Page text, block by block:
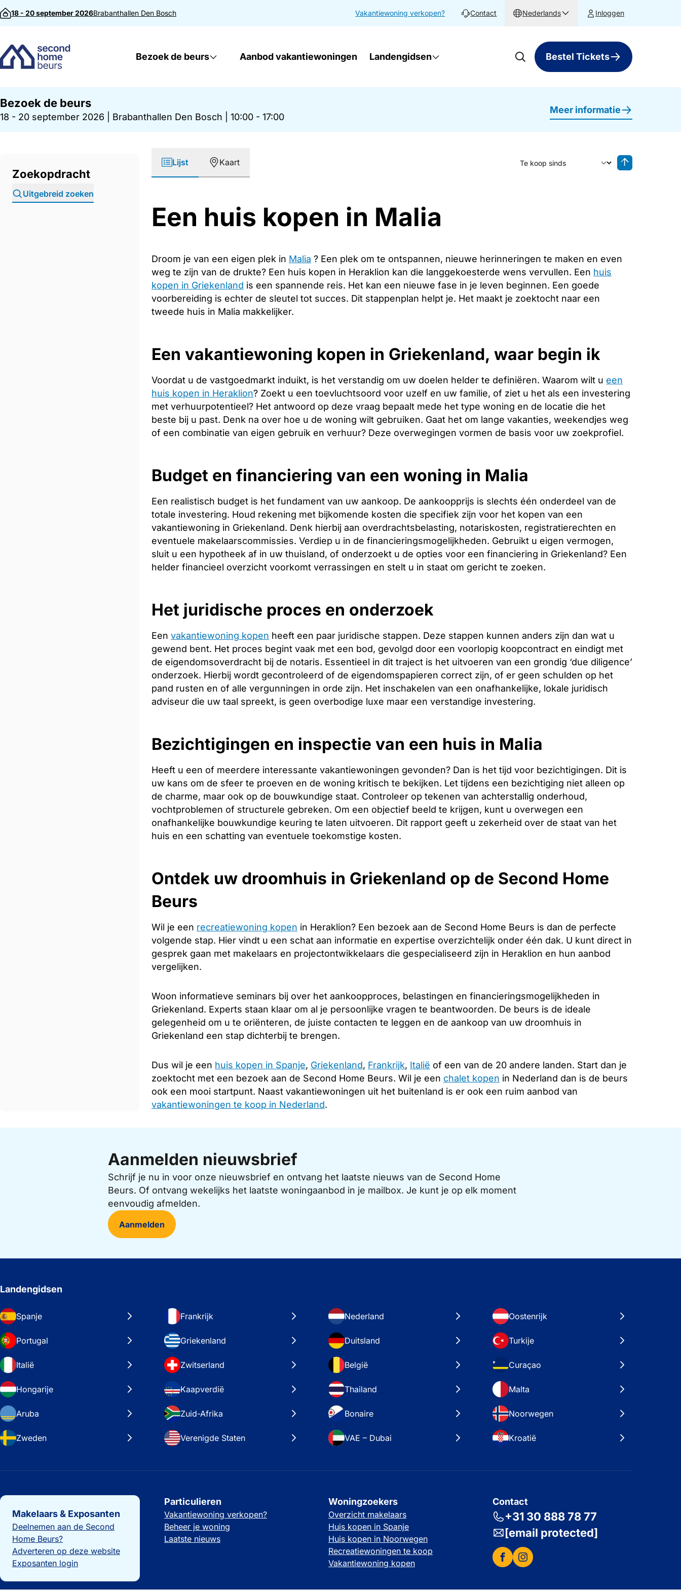
Direct naar inhoud
18 - 20 september 2026Brabanthallen Den Bosch Vakantiewoning verkopen? Contact Nederlands Inloggen
Bezoek de beurs Aanbod vakantiewoningen Landengidsen Bestel Tickets
Bezoek de beurs
18 - 20 september 2026 Brabanthallen Den Bosch 10:00 - 17:00
Meer informatie
Zoekopdracht
Uitgebreid zoeken
Lijst Kaart
Sorteer op
Een huis kopen in Malia
Droom je van een eigen plek in Malia ? Een plek om te ontspannen, nieuwe herinneringen te maken en even
weg te zijn van de drukte? Een huis kopen in Heraklion kan die langgekoesterde wens vervullen. Een huis
kopen in Griekenland is een spannende reis. Het kan een nieuwe fase in je leven beginnen. Een goede
voorbereiding is echter de sleutel tot succes. Dit stappenplan helpt je. Het maakt je zoektocht naar een
tweede huis in Malia makkelijker.
Een vakantiewoning kopen in Griekenland, waar begin ik
Voordat u de vastgoedmarkt induikt, is het verstandig om uw doelen helder te definiëren. Waarom wilt u een
huis kopen in Heraklion? Zoekt u een toevluchtsoord voor uzelf en uw familie, of ziet u het als een investering
met verhuurpotentieel? Het antwoord op deze vraag bepaalt mede het type woning en de locatie die het
beste bij u past. Denk na over hoe u de woning wilt gebruiken. Gaat het om lange vakanties, weekendjes weg
of een combinatie van eigen gebruik en verhuur? Deze overwegingen vormen de basis voor uw zoekprofiel.
Budget en financiering van een woning in Malia
Een realistisch budget is het fundament van uw aankoop. De aankoopprijs is slechts één onderdeel van de
totale investering. Houd rekening met bijkomende kosten die specifiek zijn voor het kopen van een
vakantiewoning in Griekenland. Denk hierbij aan overdrachtsbelasting, notariskosten, registratierechten en
eventuele makelaarscommissies. Verdiep u in de financieringsmogelijkheden. Gebruikt u eigen vermogen,
sluit u een hypotheek af in uw thuisland, of onderzoekt u de opties voor een financiering in Griekenland? Een
helder financieel overzicht voorkomt verrassingen en stelt u in staat om gericht te zoeken.
Het juridische proces en onderzoek
Een vakantiewoning kopen heeft een paar juridische stappen. Deze stappen kunnen anders zijn dan wat u
gewend bent. Het proces begint vaak met een bod, gevolgd door een voorlopig koopcontract en eindigt met
de eigendomsoverdracht bij de notaris. Essentieel in dit traject is het uitvoeren van een grondig ‘due diligence’
onderzoek. Hierbij wordt gecontroleerd of de eigendomspapieren correct zijn, of er geen schulden op het
pand rusten en of alle vergunningen in orde zijn. Het inschakelen van een onafhankelijke, lokale juridisch
adviseur die uw taal spreekt, is geen overbodige luxe maar een verstandige investering.
Bezichtigingen en inspectie van een huis in Malia
Heeft u een of meerdere interessante vakantiewoningen gevonden? Dan is het tijd voor bezichtigingen. Dit is
uw kans om de sfeer te proeven en de woning kritisch te bekijken. Let tijdens een bezichtiging niet alleen op
de charme, maar ook op de bouwkundige staat. Controleer op tekenen van achterstallig onderhoud,
vochtproblemen of structurele gebreken. Om een objectief beeld te krijgen, kunt u overwegen een
onafhankelijke bouwkundige keuring te laten uitvoeren. Dit rapport geeft u zekerheid over de staat van het
huis en een schatting van eventuele toekomstige kosten.
Ontdek uw droomhuis in Griekenland op de Second Home
Beurs
Wil je een recreatiewoning kopen in Heraklion? Een bezoek aan de Second Home Beurs is dan de perfecte
volgende stap. Hier vindt u een schat aan informatie en expertise overzichtelijk onder één dak. U kunt direct in
gesprek gaan met makelaars en projectontwikkelaars die gespecialiseerd zijn in Heraklion en hun aanbod
vergelijken.
Woon informatieve seminars bij over het aankoopproces, belastingen en financieringsmogelijkheden in
Griekenland. Experts staan klaar om al je persoonlijke vragen te beantwoorden. De beurs is de ideale
gelegenheid om u te oriënteren, de juiste contacten te leggen en de aankoop van uw droomhuis in
Griekenland een stap dichterbij te brengen.
Dus wil je een huis kopen in Spanje, Griekenland, Frankrijk, Italië of een van de 20 andere landen. Start dan je
zoektocht met een bezoek aan de Second Home Beurs. Wil je een chalet kopen in Nederland dan is de beurs
ook een mooi startpunt. Naast vakantiewoningen uit het buitenland is er ook een ruim aanbod van
vakantiewoningen te koop in Nederland.
Aanmelden nieuwsbrief
Schrijf je nu in voor onze nieuwsbrief en ontvang het laatste nieuws van de Second Home
Beurs. Of ontvang wekelijks het laatste woningaanbod in je mailbox. Je kunt je op elk moment
eenvoudig afmelden.
Aanmelden
Landengidsen
Spanje Frankrijk Nederland Oostenrijk
Portugal Griekenland Duitsland Turkije
Italië Zwitserland België Curaçao
Hongarije Kaapverdië Thailand Malta
Aruba Zuid-Afrika Bonaire Noorwegen
Zweden Verenigde Staten VAE – Dubai Kroatië
Belangrijke links
Makelaars & Exposanten
Deelnemen aan de Second
Home Beurs?
Adverteren op deze website
Exposanten login
Particulieren
Vakantiewoning verkopen?
Beheer je woning
Laatste nieuws
Woningzoekers
Overzicht makelaars
Huis kopen in Spanje
Huis kopen in Noorwegen
Recreatiewoningen te koop
Vakantiewoning kopen
Contact
+31 30 888 78 77
[email protected]